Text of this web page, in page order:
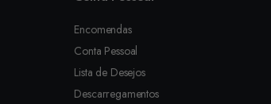
Encomendas
Conta Pessoal
Lista de Desejos
Descarregamentos